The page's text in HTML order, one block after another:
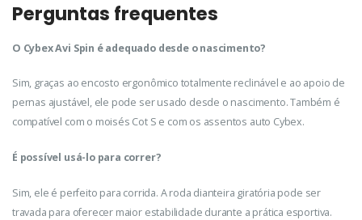
Perguntas frequentes
O Cybex Avi Spin é adequado desde o nascimento?
Sim, graças ao encosto ergonômico totalmente reclinável e ao apoio de
pernas ajustável, ele pode ser usado desde o nascimento. Também é
compatível com o moisés Cot S e com os assentos auto Cybex.
É possível usá-lo para correr?
Sim, ele é perfeito para corrida. A roda dianteira giratória pode ser
travada para oferecer maior estabilidade durante a prática esportiva.